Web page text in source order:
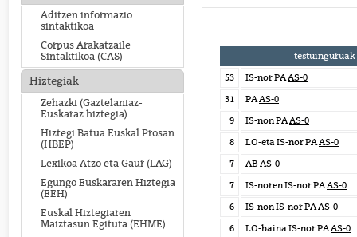
Aditzen informazio
sintaktikoa
Corpus Arakatzaile
Sintaktikoa (CAS)
Hiztegiak
Zehazki (Gaztelaniaz-
Euskaraz hiztegia)
Hiztegi Batua Euskal Prosan
(HBEP)
Lexikoa Atzo eta Gaur (LAG)
Egungo Euskararen Hiztegia
(EEH)
Euskal Hiztegiaren
Maiztasun Egitura (EHME)
testuinguruak
53
IS-nor PAAS-0
31
PAAS-0
9
IS-non PAAS-0
8
LO-eta IS-nor PAAS-0
7
AB AS-0
7
IS-noren IS-nor PAAS-0
6
IS-non IS-nor PAAS-0
6
LO-baina IS-nor PAAS-0